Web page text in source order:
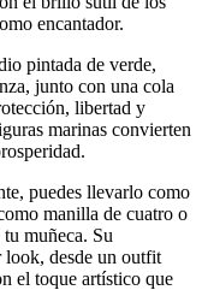
encantador.
pintada de verde,
junto con una cola
libertad y
marinas convierten
puedes llevarlo como
manilla de cuatro o
muñeca. Su
look, desde un outfit
el toque artístico que